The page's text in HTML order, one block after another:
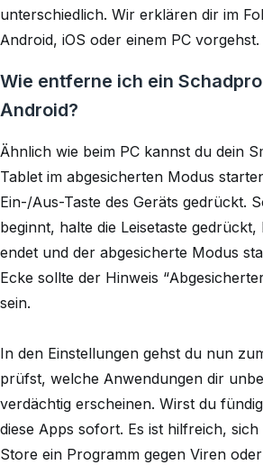
unterschiedlich. Wir erklären dir im
Android, iOS oder einem PC vorgehst.
Wie entferne ich ein
Android?
Ähnlich wie beim PC kannst du dein
Tablet im abgesicherten Modus
Ein-/Aus-Taste des Geräts gedrückt.
beginnt, halte die Leisetaste gedrückt,
endet und der abgesicherte Modus
Ecke sollte der Hinweis
sein.
In den Einstellungen gehst du nun
prüfst, welche Anwendungen dir
verdächtig erscheinen. Wirst du
diese Apps sofort. Es ist hilfreich, sich
Store ein Programm gegen Viren